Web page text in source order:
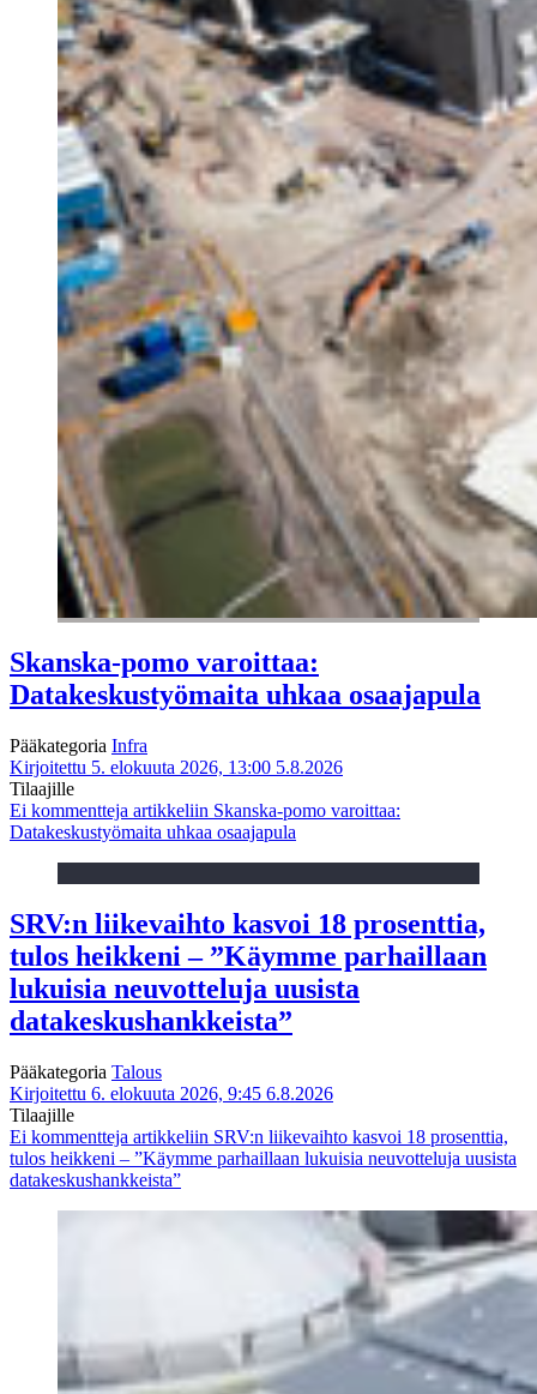
Skanska-pomo varoittaa:
Datakeskustyömaita uhkaa osaajapula
Pääkategoria Infra
Kirjoitettu 5. elokuuta 2026, 13:00 5.8.2026
Tilaajille
Ei kommentteja artikkeliin Skanska-pomo varoittaa:
Datakeskustyömaita uhkaa osaajapula
SRV:n liikevaihto kasvoi 18 prosenttia,
tulos heikkeni – ”Käymme parhaillaan
lukuisia neuvotteluja uusista
datakeskushankkeista”
Pääkategoria Talous
Kirjoitettu 6. elokuuta 2026, 9:45 6.8.2026
Tilaajille
Ei kommentteja artikkeliin SRV:n liikevaihto kasvoi 18 prosenttia,
tulos heikkeni – ”Käymme parhaillaan lukuisia neuvotteluja uusista
datakeskushankkeista”